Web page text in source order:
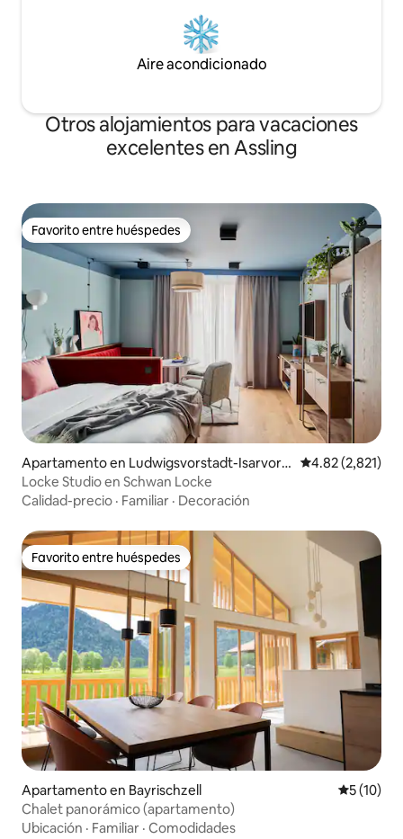
Aire acondicionado
Otros alojamientos para vacaciones
excelentes en Assling
Favorito entre huéspedes
Favorito entre huéspedes
Apartamento en Ludwigsvorstadt-Isarvorst
adt
Calificación
4.82 (2,821)
Locke Studio en Schwan Locke
Calidad-precio · Familiar · Decoración
Favorito entre huéspedes
Favorito entre huéspedes
Apartamento en Bayrischzell
5 (10)
Chalet panorámico (apartamento)
Ubicación · Familiar · Comodidades